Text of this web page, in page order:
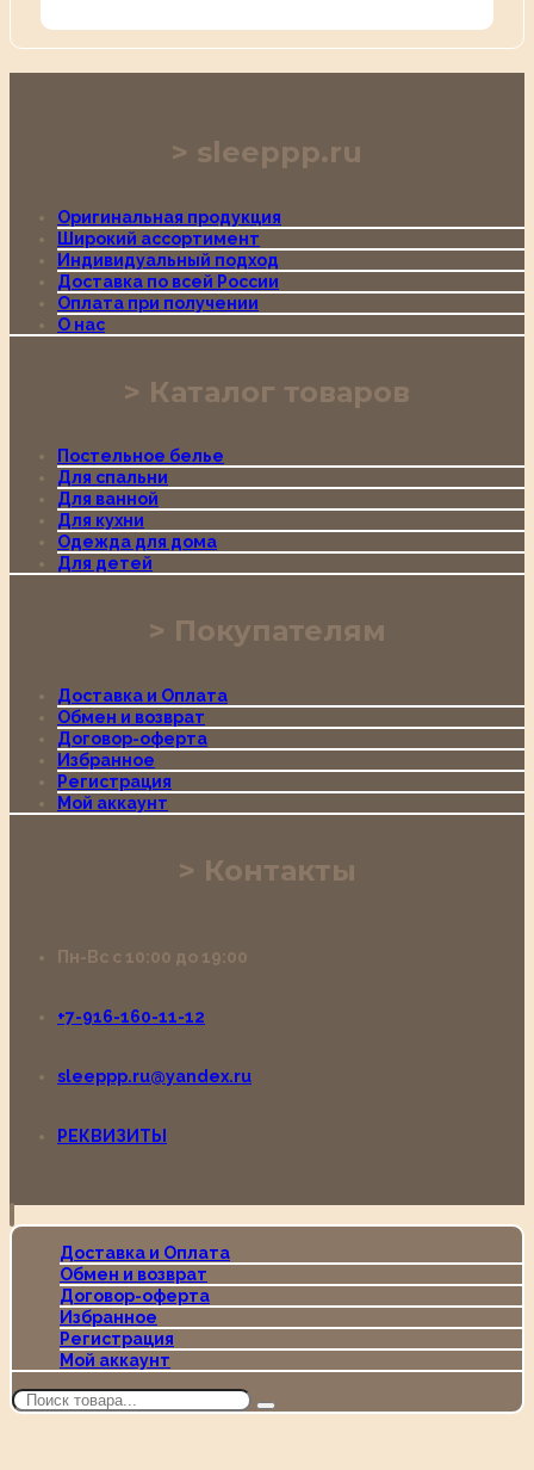
sleeppp.ru
Оригинальная продукция
Широкий ассортимент
Индивидуальный подход
Доставка по всей России
Оплата при получении
О нас
Каталог товаров
Постельное белье
Для спальни
Для ванной
Для кухни
Одежда для дома
Для детей
Покупателям
Доставка и Оплата
Обмен и возврат
Договор-оферта
Избранное
Регистрация
Мой аккаунт
Контакты
Пн-Вс с 10:00 до 19:00
+7-916-160-11-12
sleeppp.ru@yandex.ru
РЕКВИЗИТЫ
Доставка и Оплата
Обмен и возврат
Договор-оферта
Избранное
Регистрация
Мой аккаунт